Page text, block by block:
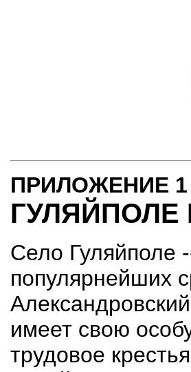
ПРИЛОЖЕНИЕ 1
Село Гуляйполе
популярнейших
имеет свою
трудовое